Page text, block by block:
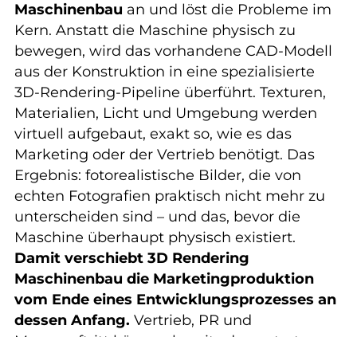
Maschinenbau an und löst die Probleme im
Kern. Anstatt die Maschine physisch zu
bewegen, wird das vorhandene CAD-Modell
aus der Konstruktion in eine spezialisierte
3D-Rendering-Pipeline überführt. Texturen,
Materialien, Licht und Umgebung werden
virtuell aufgebaut, exakt so, wie es das
Marketing oder der Vertrieb benötigt. Das
Ergebnis: fotorealistische Bilder, die von
echten Fotografien praktisch nicht mehr zu
unterscheiden sind – und das, bevor die
Maschine überhaupt physisch existiert.
Damit verschiebt 3D Rendering
Maschinenbau die Marketingproduktion
vom Ende eines Entwicklungsprozesses an
dessen Anfang. Vertrieb, PR und